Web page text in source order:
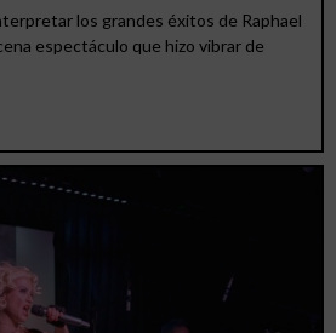
los grandes éxitos de Raphael
espectáculo que hizo vibrar de